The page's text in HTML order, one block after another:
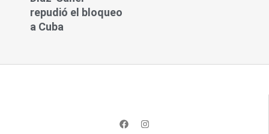
repudió el bloqueo
a Cuba
F
a
I
n